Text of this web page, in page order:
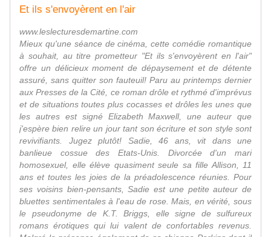
Et ils s'envoyèrent en l'air
www.leslecturesdemartine.com
Mieux qu'une séance de cinéma, cette comédie romantique
à souhait, au titre prometteur "Et ils s'envoyèrent en l'air"
offre un délicieux moment de dépaysement et de détente
assuré, sans quitter son fauteuil! Paru au printemps dernier
aux Presses de la Cité, ce roman drôle et rythmé d'imprévus
et de situations toutes plus cocasses et drôles les unes que
les autres est signé Elizabeth Maxwell, une auteur que
j'espère bien relire un jour tant son écriture et son style sont
revivifiants. Jugez plutôt! Sadie, 46 ans, vit dans une
banlieue cossue des Etats-Unis. Divorcée d'un mari
homosexuel, elle élève quasiment seule sa fille Allison, 11
ans et toutes les joies de la préadolescence réunies. Pour
ses voisins bien-pensants, Sadie est une petite auteur de
bluettes sentimentales à l'eau de rose. Mais, en vérité, sous
le pseudonyme de K.T. Briggs, elle signe de sulfureux
romans érotiques qui lui valent de confortables revenus.